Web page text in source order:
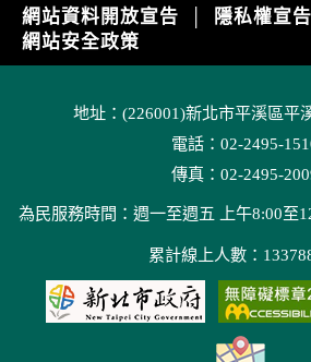
網站資料開放宣告 隱私權宣告
網站安全政策
地址：(226001)新北市平溪區平
電話：02-2495-
傳真：02-2495-
為民服務時間：週一至週五 上午8:00至
累計線上人數：